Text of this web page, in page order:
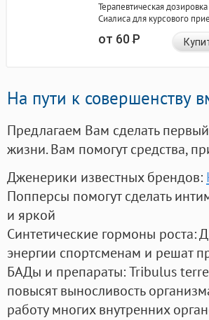
Терапевтическая дозировка
Сиалиса для курсового
от 60Р
На пути к совершенству
Предлагаем Вам сделать
жизни. Вам помогут средства,
Дженерики известных брендов:
Попперсы помогут сделать
и яркой
Синтетические гормоны роста:
энергии спортсменам и решат
БАДы и препараты:Tribulus
повысят выносливость
работу многих внутренних